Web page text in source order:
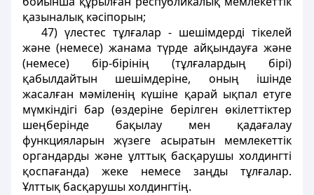
қазыналық кәсiпорын;
47) үлестес тұлғалар - шешiмдердi тiкелей
және (немесе) жанама түрде айқындауға және
(немесе) бір-бірінің (тұлғалардың бiрi)
қабылдайтын шешiмдеріне, оның iшiнде
жасалған мәмiленiң күшiне қарай ықпал етуге
мүмкiндiгi бар (өздерiне берiлген өкiлеттiктер
шеңберiнде бақылау мен қадағалау
функцияларын жүзеге асыратын мемлекеттiк
органдарды және ұлттық басқарушы холдингтi
қоспағанда) жеке немесе заңды тұлғалар.
Ұлттық басқарушы холдингтiң.